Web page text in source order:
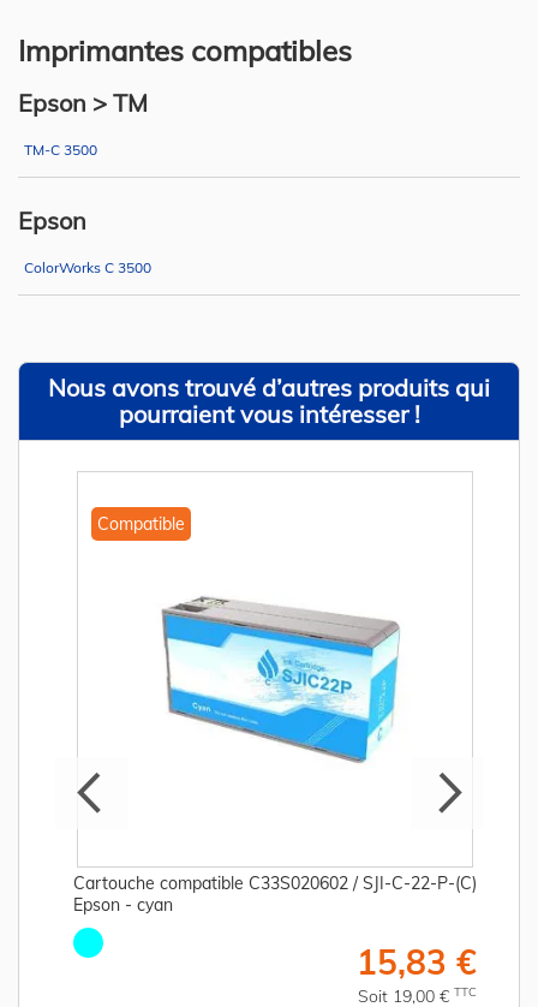
Imprimantes compatibles
Epson > TM
TM-C 3500
Epson
ColorWorks C 3500
Nous avons trouvé d’autres produits qui
pourraient vous intéresser !
Compatible
Cartouche compatible C33S020602 / SJI-C-22-P-(C)
Epson - cyan
15,83 €
Soit 19,00 € TTC